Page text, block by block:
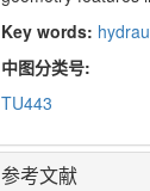
Key words:
中图分类号:
TU443
参考文献